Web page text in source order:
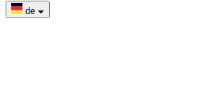
de